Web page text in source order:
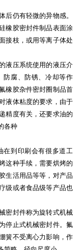
后仍有轻微的异物感。
橡胶密封件制品表面涂
接枝，或用等离子体处
液压系统使用的液压介
防腐、防锈、冷却等作
橡胶杂件密封圈制品首
液体粘度的要求，由于
精度有关，还要求油的
各种
在到印刷会有很多道工
这种手续，需要烘烤的
生活用品等等，对产品
级或者食品级等产品也
密封件称为旋转式机械
停止式机械密封件。氟
簧不受离心力影响，作